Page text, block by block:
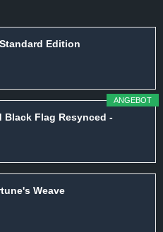
Edition
ANGEBOT
Black Flag Resynced -
Weave